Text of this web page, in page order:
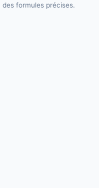
formules précises.